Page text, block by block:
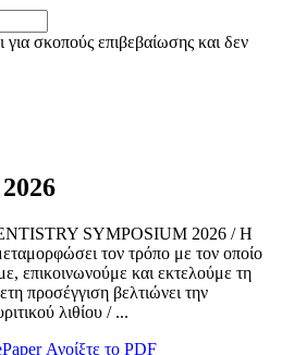
για σκοπούς επιβεβαίωσης και δεν
SYMPOSIUM 2026 / Η
τον τρόπο με τον οποίο
επικοινωνούμε και εκτελούμε τη
προσέγγιση βελτιώνει την
λιθίου / ...
Ανοίξτε το PDF